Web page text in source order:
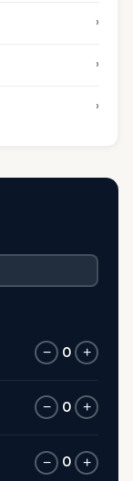
›
›
›
− 0 +
− 0 +
− 0 +